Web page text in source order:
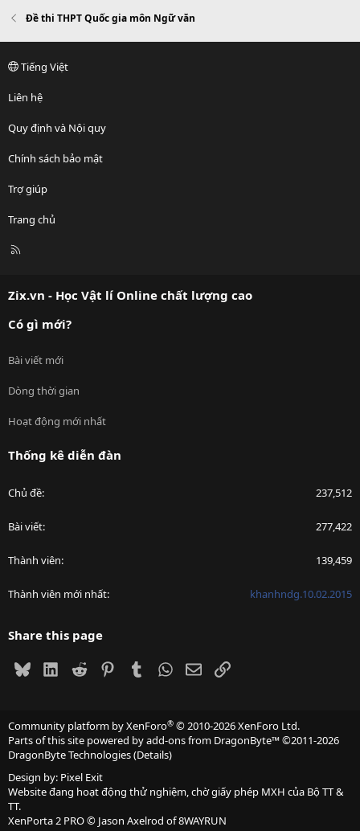
Đề thi THPT Quốc gia môn Ngữ văn
Tiếng Việt
Liên hệ
Quy định và Nội quy
Chính sách bảo mật
Trợ giúp
Trang chủ
R
Zix.vn - Học Vật lí Online chất lượng cao
Có gì mới?
Bài viết mới
Dòng thời gian
Hoạt động mới nhất
Thống kê diễn đàn
Chủ đề 237,512
Bài viết 277,422
Thành viên 139,459
Thành viên mới nhất khanhndg.10.02.2015
Share this page
BlueskyLinkedIn
Reddit PinterestTumblrWhatsApp
EmailLink
Community platform by XenForo® © 2010-2026 XenForo Ltd.
Parts of this site powered byadd-ons from DragonByte™©2011-2026
DragonByte Technologies(Details)
Design by: Pixel Exit
Website đang hoạt động thử nghiệm, chờ giấy phép MXH của Bộ TT &
TT.
XenPorta 2 PRO© Jason Axelrod of8WAYRUN